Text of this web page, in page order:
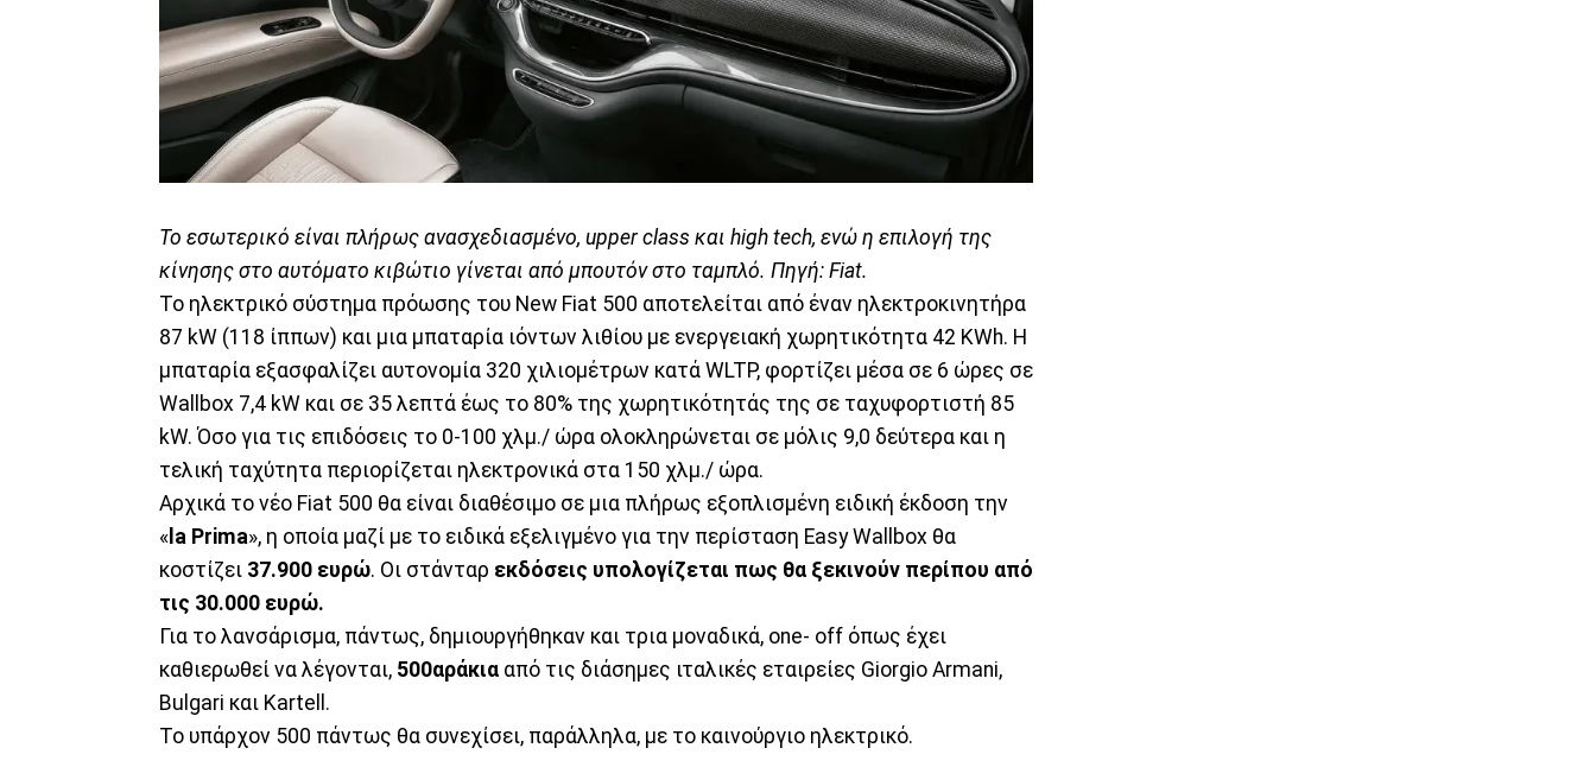
Το εσωτερικό είναι πλήρως ανασχεδιασμένο, upper class και high tech, ενώ η επιλογή της
κίνησης στο αυτόματο κιβώτιο γίνεται από μπουτόν στο ταμπλό. Πηγή: Fiat.
Το ηλεκτρικό σύστημα πρόωσης του New Fiat 500 αποτελείται από έναν ηλεκτροκινητήρα
87 kW (118 ίππων) και μια μπαταρία ιόντων λιθίου με ενεργειακή χωρητικότητα 42 KWh. Η
μπαταρία εξασφαλίζει αυτονομία 320 χιλιομέτρων κατά WLTP, φορτίζει μέσα σε 6 ώρες σε
Wallbox 7,4 kW και σε 35 λεπτά έως το 80% της χωρητικότητάς της σε ταχυφορτιστή 85
kW. Όσο για τις επιδόσεις το 0-100 χλμ./ ώρα ολοκληρώνεται σε μόλις 9,0 δεύτερα και η
τελική ταχύτητα περιορίζεται ηλεκτρονικά στα 150 χλμ./ ώρα.
Αρχικά το νέο Fiat 500 θα είναι διαθέσιμο σε μια πλήρως εξοπλισμένη ειδική έκδοση την
« la Prima», η οποία μαζί με το ειδικά εξελιγμένο για την περίσταση Easy Wallbox θα
κοστίζει 37.900 ευρώ. Οι στάνταρ εκδόσεις υπολογίζεται πως θα ξεκινούν περίπου από
τις 30.000 ευρώ.
Για το λανσάρισμα, πάντως, δημιουργήθηκαν και τρια μοναδικά, one- off όπως έχει
καθιερωθεί να λέγονται, 500αράκια από τις διάσημες ιταλικές εταιρείες Giorgio Armani,
Bulgari και Kartell.
Το υπάρχον 500 πάντως θα συνεχίσει, παράλληλα, με το καινούργιο ηλεκτρικό.